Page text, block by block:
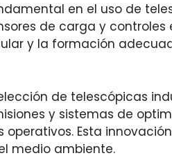
en el uso de
de carga y
y la formación
de telescópicas
y sistemas de
Esta
medio ambiente.